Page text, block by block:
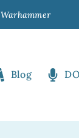
Warhammer
Blog